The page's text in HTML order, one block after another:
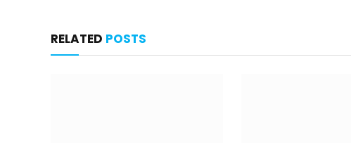
RELATED POSTS